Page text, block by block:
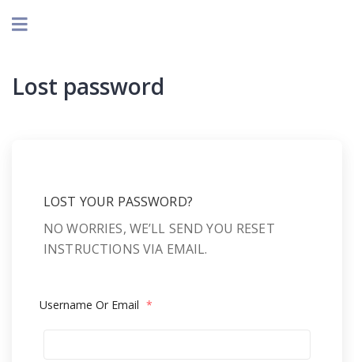
Lost password
LOST YOUR PASSWORD?
NO WORRIES, WE’LL SEND YOU RESET
INSTRUCTIONS VIA EMAIL.
Username Or Email *